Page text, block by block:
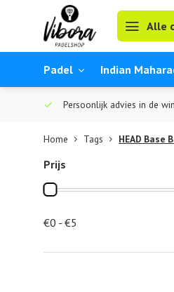
Alle
Padel Indian
Persoonlijk advies in de
Home Tags HEAD Base
Prijs
€0 - €5